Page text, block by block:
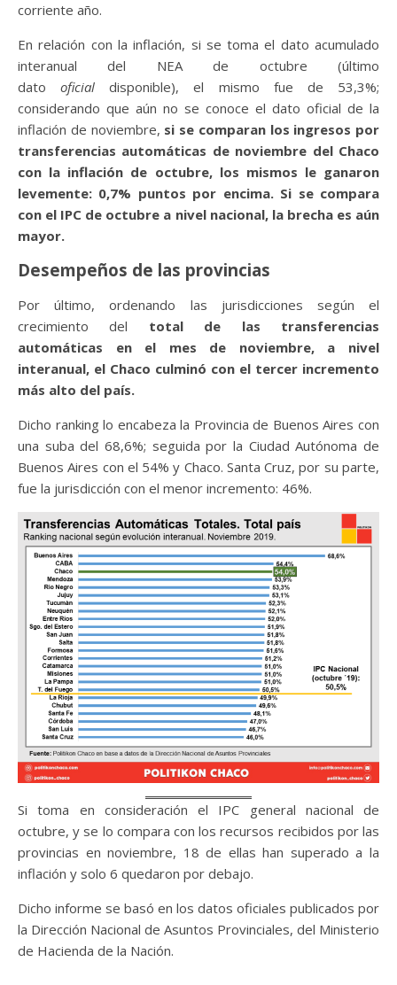
corriente año.
En relación con la inflación, si se toma el dato acumulado
interanual del NEA de octubre (último
datooficialdisponible), el mismo fue de 53,3%;
considerando que aún no se conoce el dato oficial de la
inflación de noviembre, si se comparan los ingresos por
transferencias automáticas de noviembre del Chaco
con la inflación de octubre, los mismos le ganaron
levemente: 0,7% puntos por encima. Si se compara
con el IPC de octubre a nivel nacional, la brecha es aún
mayor.
Desempeños de las provincias
Por último, ordenando las jurisdicciones según el
crecimiento del total de las transferencias
automáticas en el mes de noviembre, a nivel
interanual, el Chaco culminó con el tercer incremento
más alto del país.
Dicho ranking lo encabeza la Provincia de Buenos Aires con
una suba del 68,6%; seguida por la Ciudad Autónoma de
Buenos Aires con el 54% y Chaco. Santa Cruz, por su parte,
fue la jurisdicción con el menor incremento: 46%.
Si toma en consideración el IPC general nacional de
octubre, y se lo compara con los recursos recibidos por las
provincias en noviembre, 18 de ellas han superado a la
inflación y solo 6 quedaron por debajo.
Dicho informe se basó en los datos oficiales publicados por
la Dirección Nacional de Asuntos Provinciales, del Ministerio
de Hacienda de la Nación.